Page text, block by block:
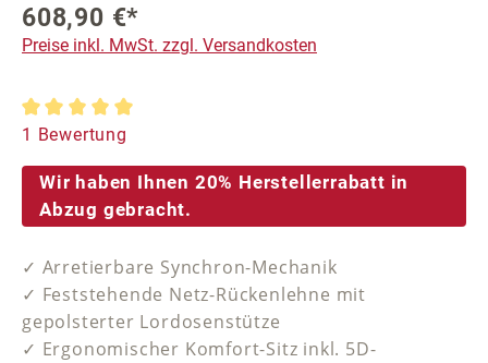
608,90 €*
Preise inkl. MwSt. zzgl. Versandkosten
Durchschnittliche Bewertung von 5 von 5 Sternen
1 Bewertung
Wir haben Ihnen 20% Herstellerrabatt in
Abzug gebracht.
✓ Arretierbare Synchron-Mechanik
✓ Feststehende Netz-Rückenlehne mit
gepolsterter Lordosenstütze
✓ Ergonomischer Komfort-Sitz inkl. 5D-